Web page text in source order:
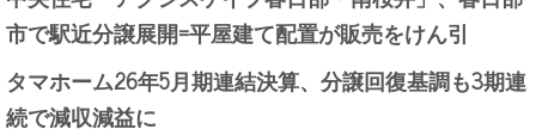
市で駅近分譲展開=平屋建て配置が販売をけん引
タマホーム26年5月期連結決算、分譲回復基調も3期連
続で減収減益に